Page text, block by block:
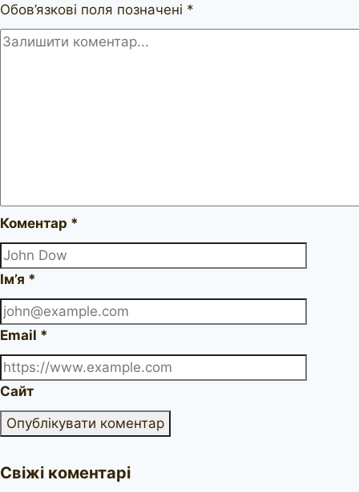
Обов’язкові поля позначені *
Коментар *
Ім’я *
Email *
Сайт
Свіжі коментарі